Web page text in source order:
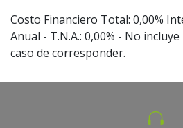
Costo Financiero Total: 0,00%
Anual - T.N.A.: 0,00% - No
caso de corresponder.